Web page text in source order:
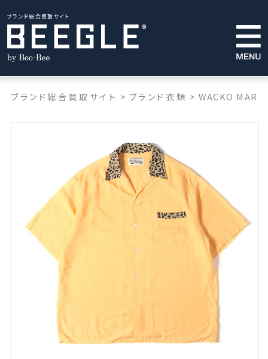
ブランド総合買取サイト
ブランド総合買取サイト > ブランド衣類 > WACKO MARIA